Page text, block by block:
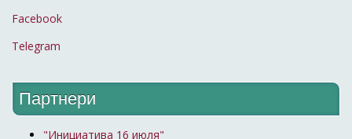
Facebook
Telegram
Партнери
"Инициатива 16 июля"